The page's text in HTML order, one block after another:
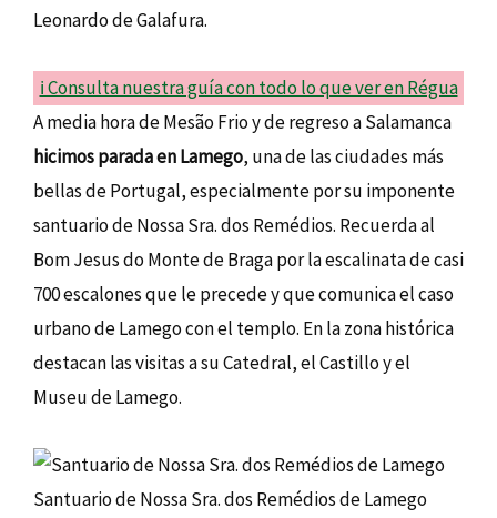
Leonardo de Galafura.
ℹ️ Consulta nuestra guía con todo lo que ver en Régua
A media hora de Mesão Frio y de regreso a Salamanca
hicimos parada en Lamego, una de las ciudades más
bellas de Portugal, especialmente por su imponente
santuario de Nossa Sra. dos Remédios. Recuerda al
Bom Jesus do Monte de Braga por la escalinata de casi
700 escalones que le precede y que comunica el caso
urbano de Lamego con el templo. En la zona histórica
destacan las visitas a su Catedral, el Castillo y el
Museu de Lamego.
Santuario de Nossa Sra. dos Remédios de Lamego